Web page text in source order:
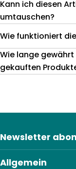
Kann ich diesen
umtauschen?
Wie funktioniert
Wie lange
gekauften
Allgemein
Newsletter